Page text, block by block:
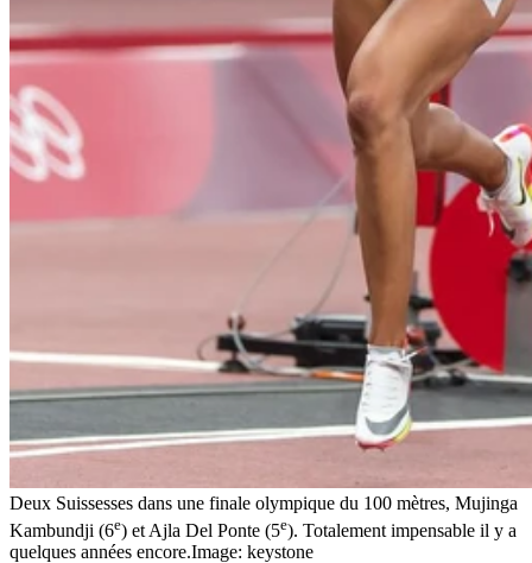
Deux Suissesses dans une finale olympique du 100 mètres, Mujinga
Kambundji (6e) et Ajla Del Ponte (5e). Totalement impensable il y a
quelques années encore.Image: keystone